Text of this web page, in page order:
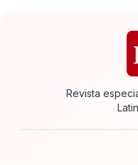
Revista